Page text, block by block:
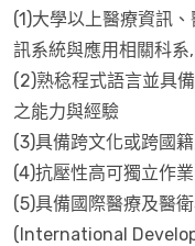
(1)大學以上醫療資訊
訊系統與應用相關科系
(2)熟稔程式語言並具
之能力與經驗
(3)具備跨文化或跨國
(4)抗壓性高可獨立作業
(5)具備國際醫療及醫
(International